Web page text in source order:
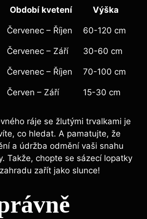
Období kvetení Výška
Červenec – Říjen 60-120 cm
Červenec – Září 30-60 cm
Červenec – Říjen 70-100 cm
Červen – Září 15-30 cm
ráje se žlutými trvalkami je
co hledat. A pamatujte, že
a údržba odmění vaši snahu
Takže, chopte se sázecí lopatky
zařít jako slunce!